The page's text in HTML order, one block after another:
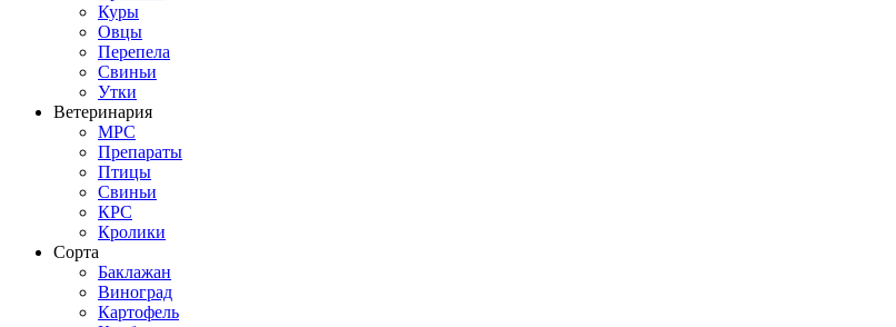
Куры
Овцы
Перепела
Свиньи
Утки
Ветеринария
МРС
Препараты
Птицы
Свиньи
КРС
Кролики
Сорта
Баклажан
Виноград
Картофель